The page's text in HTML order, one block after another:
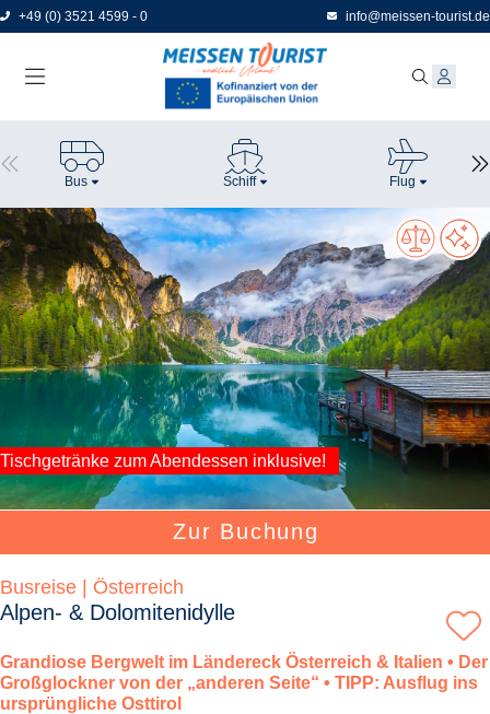
Direkt
zum
+49 (0) 3521 4599 - 0 info@meissen-tourist.de
Bus Schiff Flug
Tischgetränke zum Abendessen inklusive!
Zur Buchung
Busreise | Österreich
Alpen- & Dolomitenidylle
Grandiose Bergwelt im Ländereck Österreich & Italien • Der
Großglockner von der „anderen Seite“ • TIPP: Ausflug ins
ursprüngliche Osttirol